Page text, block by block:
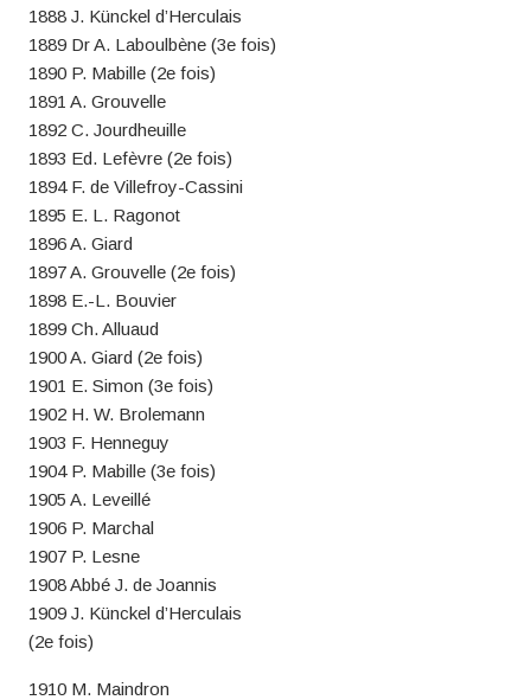
1888 J. Künckel d’Herculais
1889 Dr A. Laboulbène (3e fois)
1890 P. Mabille (2e fois)
1891 A. Grouvelle
1892 C. Jourdheuille
1893 Ed. Lefèvre (2e fois)
1894 F. de Villefroy-Cassini
1895 E. L. Ragonot
1896 A. Giard
1897 A. Grouvelle (2e fois)
1898 E.-L. Bouvier
1899 Ch. Alluaud
1900 A. Giard (2e fois)
1901 E. Simon (3e fois)
1902 H. W. Brolemann
1903 F. Henneguy
1904 P. Mabille (3e fois)
1905 A. Leveillé
1906 P. Marchal
1907 P. Lesne
1908 Abbé J. de Joannis
1909 J. Künckel d’Herculais
(2e fois)
1910 M. Maindron